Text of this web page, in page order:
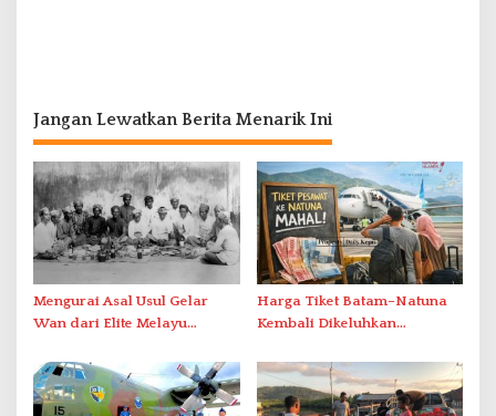
Jangan Lewatkan Berita Menarik Ini
Mengurai Asal Usul Gelar
Wan dari Elite Melayu
Harga Tiket Batam–Natuna
Kembali Dikeluhkan